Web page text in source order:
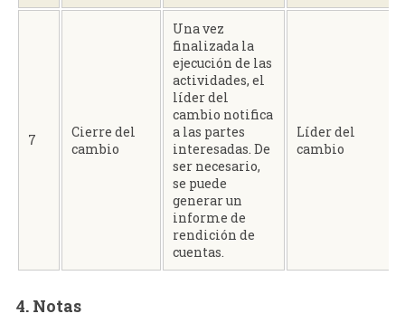
7
Cierre del
cambio
Una vez
finalizada la
ejecución de las
actividades, el
líder del
cambio notifica
a las partes
interesadas. De
ser necesario,
se puede
generar un
informe de
rendición de
cuentas.
Líder del
cambio
4. Notas